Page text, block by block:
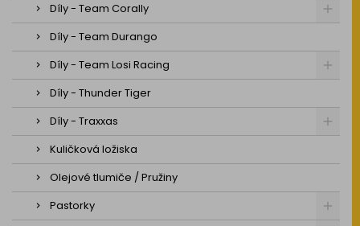
Díly - Team Corally
Díly - Team Durango
Díly - Team Losi Racing
Díly - Thunder Tiger
Díly - Traxxas
Kuličková ložiska
Olejové tlumiče / Pružiny
Pastorky